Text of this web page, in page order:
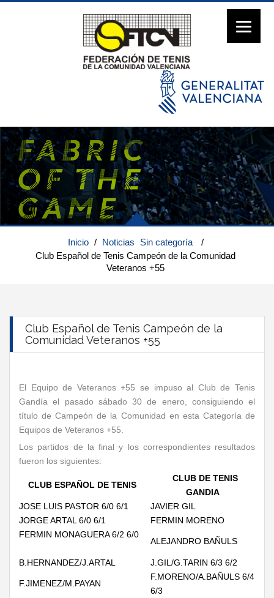
Inicio / Noticias Sin categoría
/
Club Español de Tenis Campeón de la Comunidad
Veteranos +55
Club Español de Tenis Campeón de la
Comunidad Veteranos +55
El Equipo de Veteranos +55 se impuso al Club de Tenis
Gandía el pasado sábado 30 de enero, consiguiendo el
título de Campeón de la Comunidad en esta Categoría de
Equipos de Veteranos +55.
Los partidos de la final y los correspondientes resultados
fueron los siguientes:
CLUB ESPAÑOL DE TENIS
CLUB DE TENIS
GANDIA
JOSE LUIS PASTOR 6/0 6/1
JAVIER GIL
JORGE ARTAL 6/0 6/1
FERMIN MORENO
FERMIN MONAGUERA 6/2 6/0
ALEJANDRO BAÑULS
B.HERNANDEZ/J.ARTAL J.GIL/G.TARIN 6/3 6/2
F.JIMENEZ/M.PAYAN
F.MORENO/A.BAÑULS 6/4
6/3